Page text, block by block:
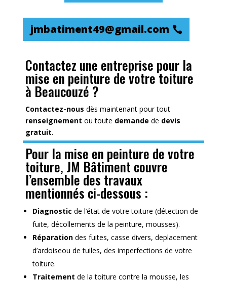
jmbatiment49@gmail.com
Contactez une entreprise pour la
mise en peinture de votre toiture
à Beaucouzé ?
Contactez-nous dès maintenant pour tout
renseignement ou toute demande de devis
gratuit.
Pour la mise en peinture de votre
toiture, JM Bâtiment couvre
l’ensemble des travaux
mentionnés ci-dessous :
Diagnostic de l’état de votre toiture (détection de
fuite, décollements de la peinture, mousses).
Réparationdes fuites, casse divers, deplacement
d’ardoiseou de tuiles, des imperfections de votre
toiture.
Traitement de la toiture contre la mousse, les